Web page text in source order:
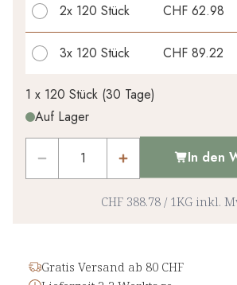
2x 120 Stück CHF 62.98
3x 120 Stück CHF 89.22
Ihr persönlicher Rabatt
1x
1 x 120 Stück (30 Tage)
Auf Lager
In den
CHF 388.78 / 1KG inkl.
Gratis Versand ab 80 CHF